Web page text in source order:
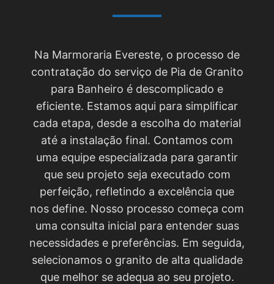
Na Marmoraria Evereste, o processo de
contratação do serviço de Pia de Granito
para Banheiro é descomplicado e
eficiente. Estamos aqui para simplificar
cada etapa, desde a escolha do material
até a instalação final. Contamos com
uma equipe especializada para garantir
que seu projeto seja executado com
perfeição, refletindo a excelência que
nos define. Nosso processo começa com
uma consulta inicial para entender suas
necessidades e preferências. Em seguida,
selecionamos o granito de alta qualidade
que melhor se adequa ao seu projeto.